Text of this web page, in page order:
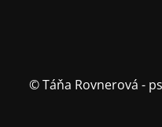
© Táňa Rovnerová -